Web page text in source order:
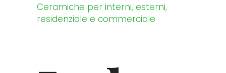
Ceramiche per interni, esterni,
residenziale e commerciale